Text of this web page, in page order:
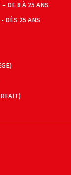
DE 8 À 25 ANS
DÈS 25 ANS